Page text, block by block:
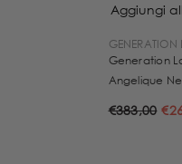
Aggiungi
VENDITORE:
GENERATION
Generation
Angelique
€383,00